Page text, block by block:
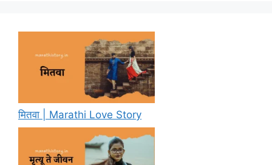
मितवा | Marathi Love Story